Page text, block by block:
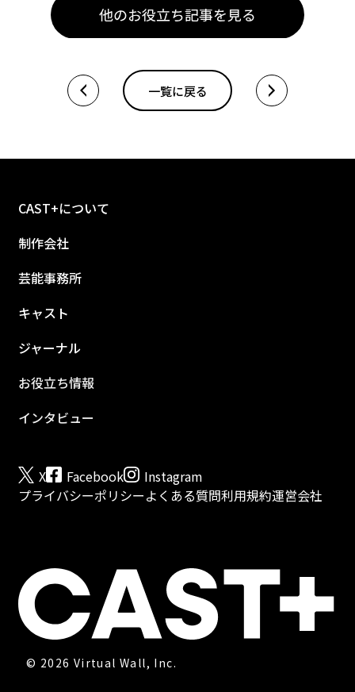
一覧に戻る
CAST+について
制作会社
芸能事務所
キャスト
ジャーナル
お役立ち情報
インタビュー
X Facebook
Instagram
プライバシーポリシーよくある質問利用規約運営会社
©︎ 2026 Virtual Wall, Inc.